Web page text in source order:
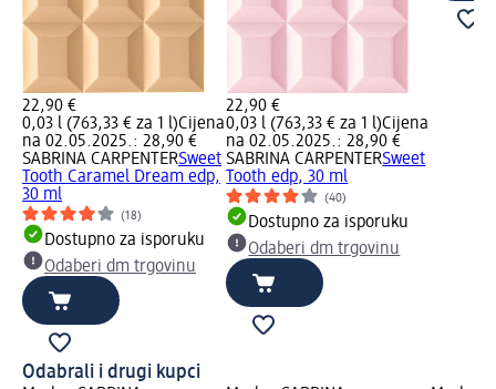
22,90 €
0,03 l (763,33 € za 1 l)Cijena
na 02.05.2025.: 28,90 €
SABRINA CARPENTERSweet
Tooth Caramel Dream edp,
30 ml
(18)
Dostupno za isporuku
Odaberi dm trgovinu
22,90 €
0,03 l (763,33 € za 1 l)Cijena
na 02.05.2025.: 28,90 €
SABRINA CARPENTERSweet
Tooth edp, 30 ml
(40)
Dostupno za isporuku
Odaberi dm trgovinu
Odabrali i drugi kupci